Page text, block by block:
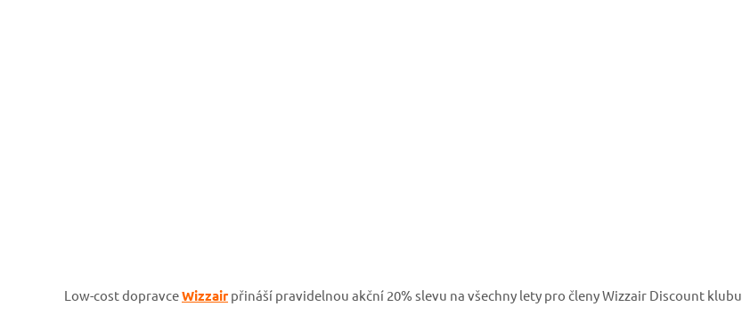
Low-cost dopravceWizzair přináší pravidelnou akční 20% slevu na všechny lety pro členy Wizzair Discount klubu.